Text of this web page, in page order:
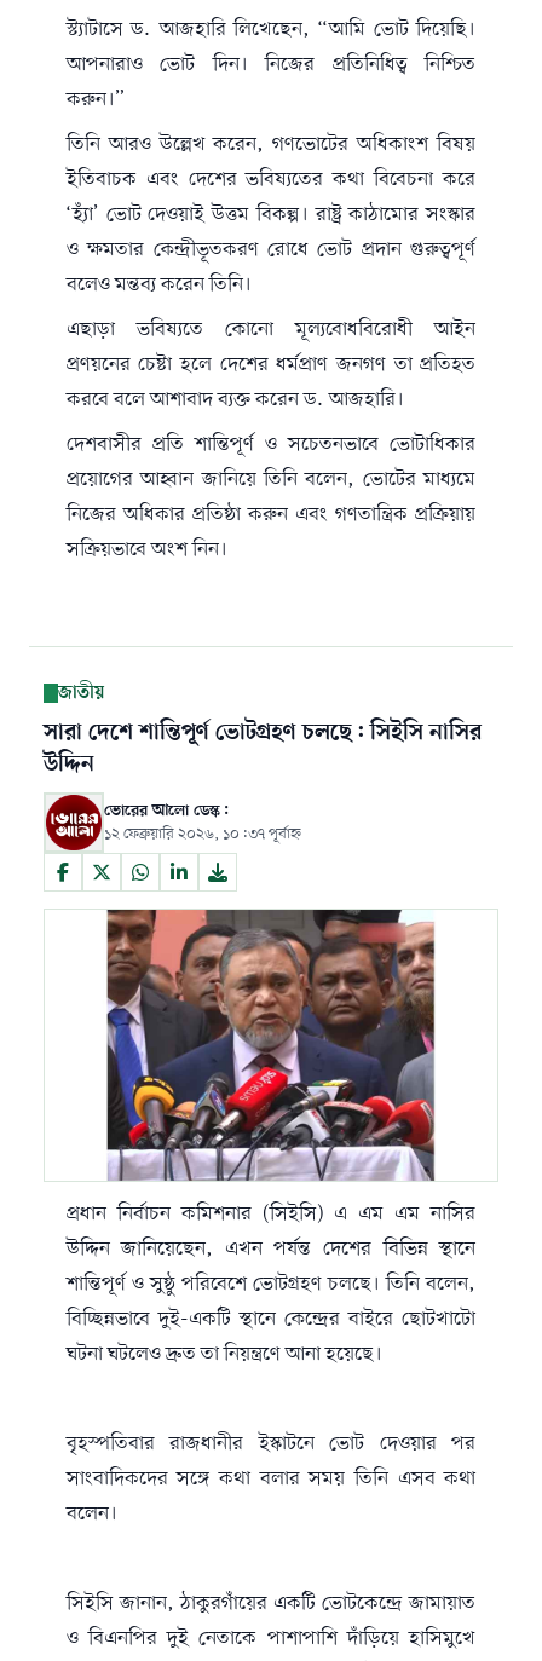
স্ট্যাটাসে ড. আজহারি লিখেছেন, “আমি ভোট দিয়েছি।
আপনারাও ভোট দিন। নিজের প্রতিনিধিত্ব নিশ্চিত
করুন।”
তিনি আরও উল্লেখ করেন, গণভোটের অধিকাংশ বিষয়
ইতিবাচক এবং দেশের ভবিষ্যতের কথা বিবেচনা করে
‘হ্যাঁ’ ভোট দেওয়াই উত্তম বিকল্প। রাষ্ট্র কাঠামোর সংস্কার
ও ক্ষমতার কেন্দ্রীভূতকরণ রোধে ভোট প্রদান গুরুত্বপূর্ণ
বলেও মন্তব্য করেন তিনি।
এছাড়া ভবিষ্যতে কোনো মূল্যবোধবিরোধী আইন
প্রণয়নের চেষ্টা হলে দেশের ধর্মপ্রাণ জনগণ তা প্রতিহত
করবে বলে আশাবাদ ব্যক্ত করেন ড. আজহারি।
দেশবাসীর প্রতি শান্তিপূর্ণ ও সচেতনভাবে ভোটাধিকার
প্রয়োগের আহ্বান জানিয়ে তিনি বলেন, ভোটের মাধ্যমে
নিজের অধিকার প্রতিষ্ঠা করুন এবং গণতান্ত্রিক প্রক্রিয়ায়
সক্রিয়ভাবে অংশ নিন।
জাতীয়
সারা দেশে শান্তিপূর্ণ ভোটগ্রহণ চলছে: সিইসি নাসির
উদ্দিন
ভোরের আলো ডেস্ক:
১২ ফেব্রুয়ারি ২০২৬, ১০:৩৭ পূর্বাহ্ন
প্রধান নির্বাচন কমিশনার (সিইসি) এ এম এম নাসির
উদ্দিন জানিয়েছেন, এখন পর্যন্ত দেশের বিভিন্ন স্থানে
শান্তিপূর্ণ ও সুষ্ঠু পরিবেশে ভোটগ্রহণ চলছে। তিনি বলেন,
বিচ্ছিন্নভাবে দুই-একটি স্থানে কেন্দ্রের বাইরে ছোটখাটো
ঘটনা ঘটলেও দ্রুত তা নিয়ন্ত্রণে আনা হয়েছে।
বৃহস্পতিবার রাজধানীর ইস্কাটনে ভোট দেওয়ার পর
সাংবাদিকদের সঙ্গে কথা বলার সময় তিনি এসব কথা
বলেন।
সিইসি জানান, ঠাকুরগাঁয়ের একটি ভোটকেন্দ্রে জামায়াত
ও বিএনপির দুই নেতাকে পাশাপাশি দাঁড়িয়ে হাসিমুখে